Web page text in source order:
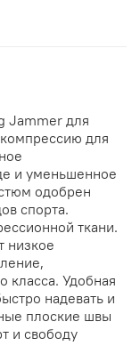
Jammer для
для
и уменьшенное
одобрен
спорта.
ткани.
низкое
класса. Удобная
надевать и
плоские швы
и свободу